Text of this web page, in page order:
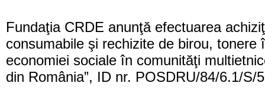
Fundaţia CRDE anunţă efectuarea
consumabile şi rechizite de birou, tonere
economiei sociale în comunităţi
din România”, ID nr. POSDRU/84/6.1/S/